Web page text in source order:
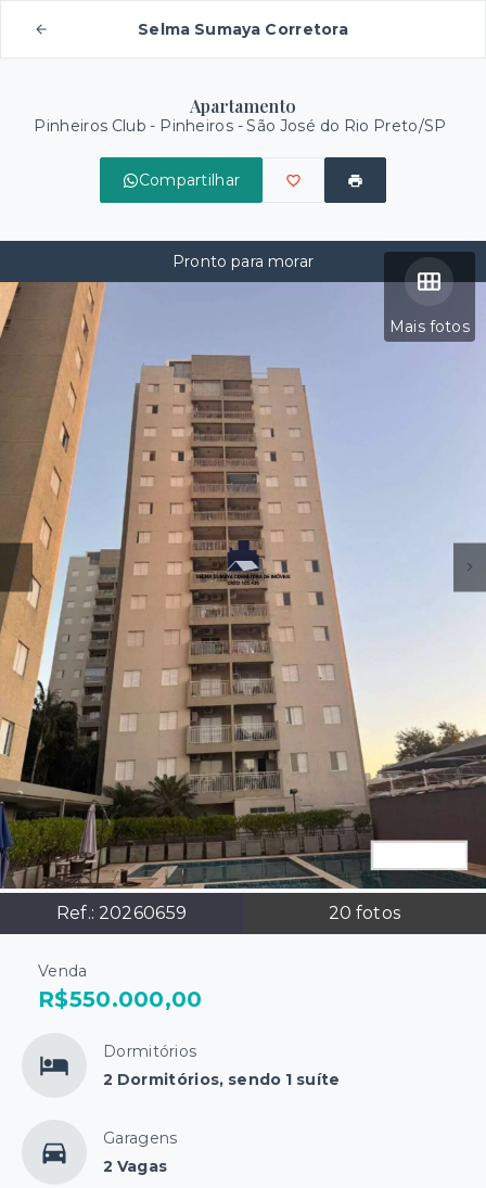
Selma Sumaya Corretora
Apartamento
Pinheiros Club - Pinheiros - São José do Rio Preto/SP
Compartilhar
Mais fotos
Ref.: 20260659 20 fotos
Pronto para morar
Venda
R$550.000,00
Dormitórios
2 Dormitórios, sendo 1 suíte
Garagens
2 Vagas